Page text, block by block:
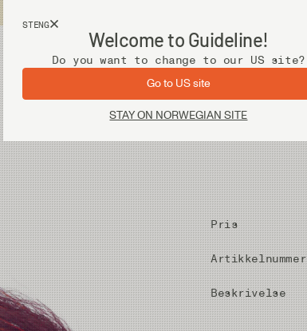
STENG
Welcome to Guideline!
Do you want to change to our US site?
Go to US site
STAY ON NORWEGIAN SITE
Pris
Artikkelnummer
Beskrivelse